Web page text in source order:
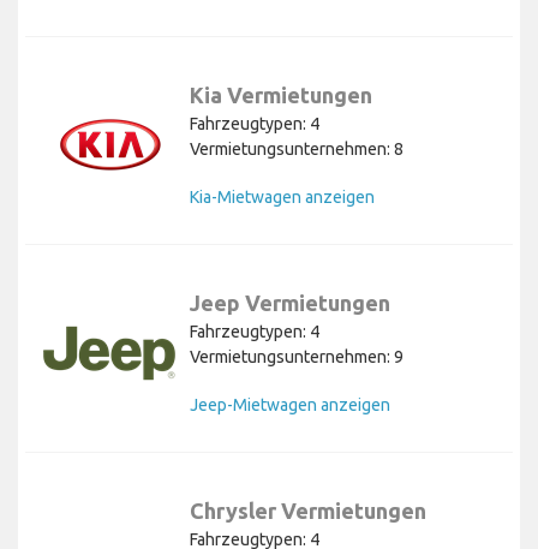
Kia Vermietungen
Fahrzeugtypen: 4
Vermietungsunternehmen: 8
Kia-Mietwagen anzeigen
Jeep Vermietungen
Fahrzeugtypen: 4
Vermietungsunternehmen: 9
Jeep-Mietwagen anzeigen
Chrysler Vermietungen
Fahrzeugtypen: 4